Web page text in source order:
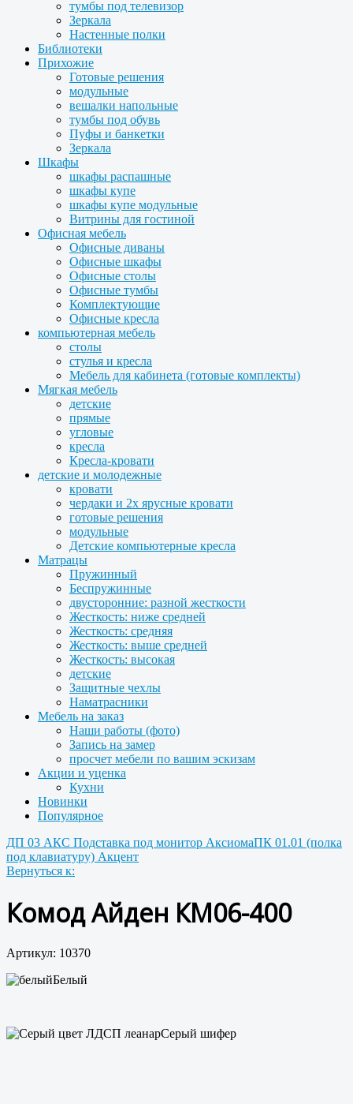
тумбы под телевизор
Зеркала
Настенные полки
Библиотеки
Прихожие
Готовые решения
модульные
вешалки напольные
тумбы под обувь
Пуфы и банкетки
Зеркала
Шкафы
шкафы распашные
шкафы купе
шкафы купе модульные
Витрины для гостиной
Офисная мебель
Офисные диваны
Офисные шкафы
Офисные столы
Офисные тумбы
Комплектующие
Офисные кресла
компьютерная мебель
столы
стулья и кресла
Мебель для кабинета (готовые комплекты)
Мягкая мебель
детские
прямые
угловые
кресла
Кресла-кровати
детские и молодежные
кровати
чердаки и 2х ярусные кровати
готовые решения
модульные
Детские компьютерные кресла
Матрацы
Пружинный
Беспружинные
двусторонние: разной жесткости
Жесткость: ниже средней
Жесткость: средняя
Жесткость: выше средней
Жесткость: высокая
детские
Защитные чехлы
Наматрасники
Мебель на заказ
Наши работы (фото)
Запись на замер
просчет мебели по вашим эскизам
Акции и уценка
Кухни
Новинки
Популярное
ДП 03 АКС Подставка под монитор АксиомаПК 01.01 (полка
под клавиатуру) Акцент
Вернуться к:
Комод Айден КМ06-400
Артикул: 10370
Белый
Серый шифер